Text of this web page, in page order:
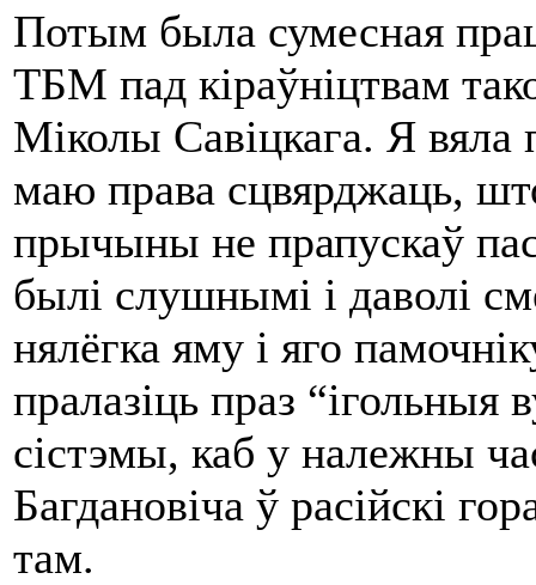
Потым была сумесная
ТБМ пад кіраўніцтвам
Міколы Савіцкага. Я вяла
маю права сцвярджаць,
прычыны не прапускаў
былі слушнымі і даволі
нялёгка яму і яго
пралазіць праз
сістэмы, каб у належны
Багдановіча ў расійскі
там.